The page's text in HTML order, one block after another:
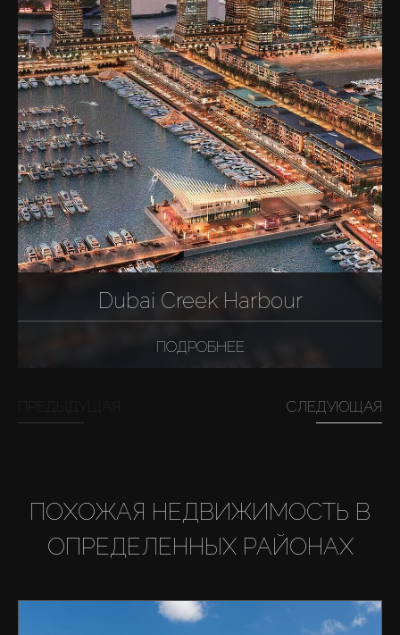
Dubai Creek Harbour
ПОДРОБНЕЕ
СЛЕДУЮЩАЯ
ПОХОЖАЯ НЕДВИЖИМОСТЬ В
ОПРЕДЕЛЕННЫХ РАЙОНАХ